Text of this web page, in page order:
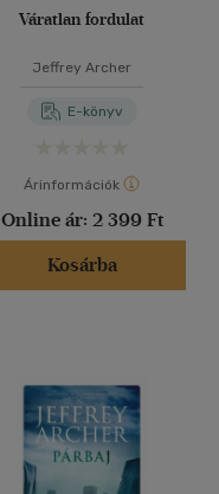
Váratlan fordulat
Jeffrey Archer
E-könyv
Árinformációk
Online ár: 2 399 Ft
Kosárba